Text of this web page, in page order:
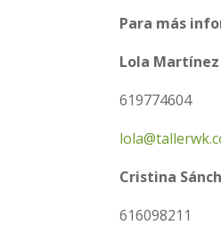
Para más
Lola
619774604
Cristina
616098211